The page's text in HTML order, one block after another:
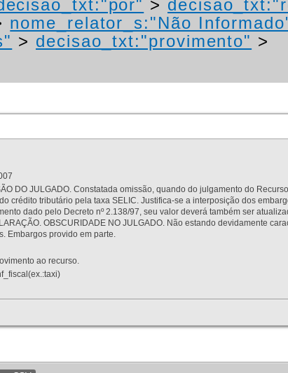
>
nome_relator_s:"Não
> decisao_txt:"provimento" >
DO JULGADO. Constatada omissão, quando do julgamento do
crédito tributário pela taxa SELIC. Justifica-se a interposição dos
dado pelo Decreto nº 2.138/97, seu valor deverá também ser
OBSCURIDADE NO JULGADO. Não estando devidamente
Embargos provido em parte.
ao recurso.